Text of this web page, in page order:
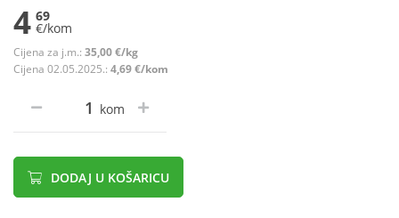
4 69
€/kom
Cijena za j.m.: 35,00 €/kg
Cijena 02.05.2025.: 4,69 €/kom
kom
DODAJ U KOŠARICU